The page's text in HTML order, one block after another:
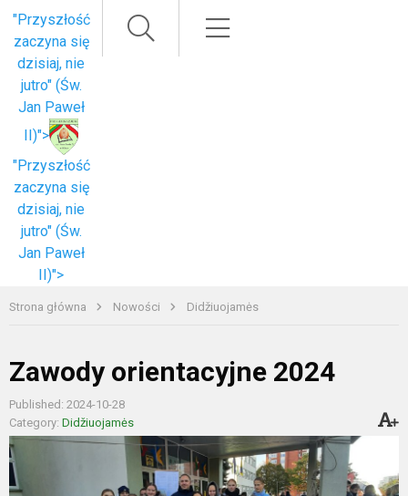
"Przyszłość
zaczyna się
dzisiaj, nie
jutro" (Św.
Jan Paweł
II)">
"Przyszłość
zaczyna się
dzisiaj, nie
jutro" (Św.
Jan Paweł
II)">
Strona główna Nowości Didžiuojamės
Zawody orientacyjne 2024
Published: 2024-10-28
Category: Didžiuojamės